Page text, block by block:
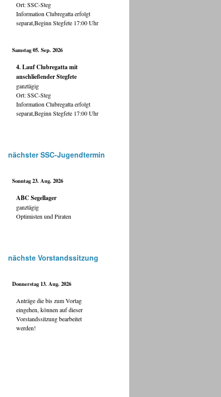
Ort:SSC-Steg
Information Clubregatta erfolgt
separat,Beginn Stegfete 17:00 Uhr
Samstag 05. Sep. 2026
4. Lauf Clubregatta mit
anschließender Stegfete
ganztägig
Ort:SSC-Steg
Information Clubregatta erfolgt
separat,Beginn Stegfete 17:00 Uhr
nächster SSC-Jugendtermin
Sonntag 23. Aug. 2026
ABC Segellager
ganztägig
Optimisten und Piraten
nächste Vorstandssitzung
Donnerstag 13. Aug. 2026
Anträge die bis zum Vortag
eingehen, können auf dieser
Vorstandssitzung bearbeitet
werden!